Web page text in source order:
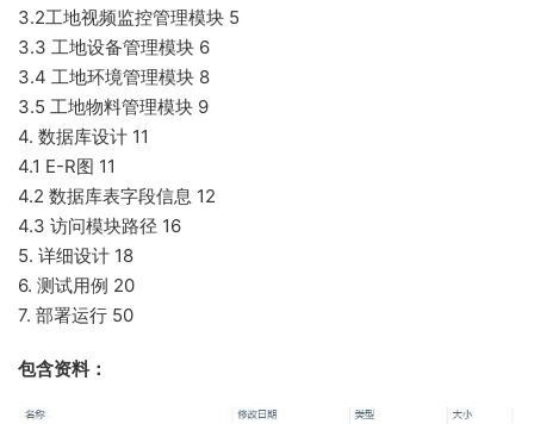
3.2工地视频监控管理模块 5
3.3 工地设备管理模块 6
3.4 工地环境管理模块 8
3.5 工地物料管理模块 9
4. 数据库设计 11
4.1 E-R图 11
4.2 数据库表字段信息 12
4.3 访问模块路径 16
5. 详细设计 18
6. 测试用例 20
7. 部署运行 50
包含资料：